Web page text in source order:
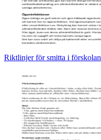
Riktlinjer för smitta i förskolan